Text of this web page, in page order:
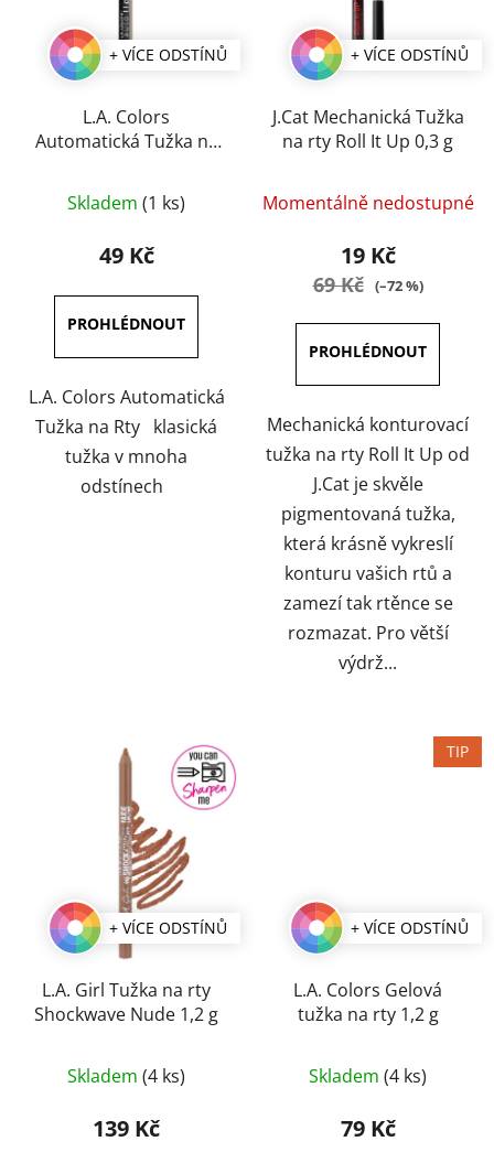
+ VÍCE ODSTÍNŮ
L.A. Colors
Automatická Tužka na
hodnocení
produktu
5,0
z
5
hvězdiček.
Skladem (1 ks)
49 Kč
L.A. Colors Automatická
Tužka na Rty klasická
tužka v mnoha
odstínech
+ VÍCE ODSTÍNŮ
J.Cat Mechanická Tužka
na rty Roll It Up 0,3 g
hodnocení
produktu
5
hvězdiček.
Momentálně nedostupné
19 Kč
69 Kč (–72 %)
Mechanická konturovací
tužka na rty Roll It Up od
J.Cat je skvěle
pigmentovaná tužka,
která krásně vykreslí
konturu vašich rtů a
zamezí tak rtěnce se
rozmazat. Pro větší
výdrž...
+ VÍCE ODSTÍNŮ
L.A. Girl Tužka na rty
Shockwave Nude 1,2 g
hodnocení
produktu
Skladem (4 ks)
139 Kč
TIP
+ VÍCE ODSTÍNŮ
L.A. Colors Gelová
tužka na rty 1,2 g
hodnocení
produktu
Skladem (4 ks)
79 Kč